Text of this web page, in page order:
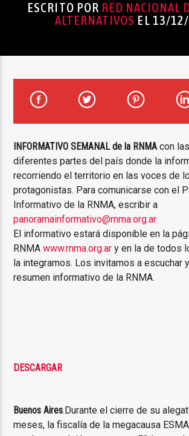
ESCRITO POR RED NACIONAL
ALTERNATIVOS EL 13/
INFORMATIVO SEMANAL de la RNMA con
diferentes partes del país donde la
recorriendo el territorio en las voces de
protagonistas. Para comunicarse con el
Informativo de la RNMA, escribir a
panoramainformativo@rnma.org.ar
El informativo estará disponible en la
RNMAwww.rnma.org.ar y en la de todos
la integramos. Los invitamos a escuchar
resumen informativo de la RNMA.
DESCARGAR
Buenos Aires.Durante el cierre de su
meses, la fiscalía de la megacausa